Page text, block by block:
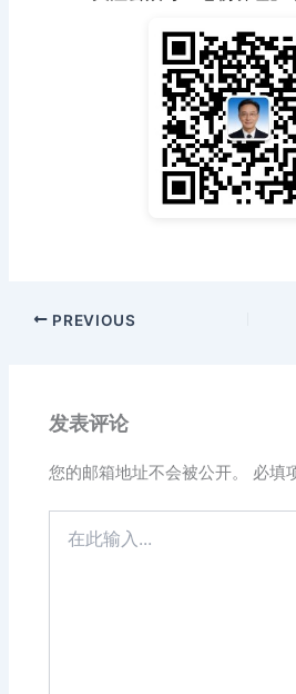
PREVIOUS
发表评论
您的邮箱地址不会被公开。 必填